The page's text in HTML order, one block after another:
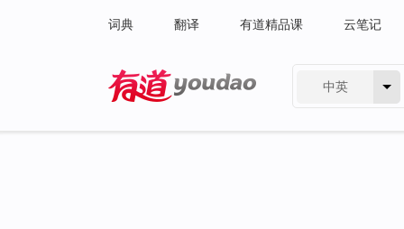
词典 翻译 有道精品课 云笔记
中英